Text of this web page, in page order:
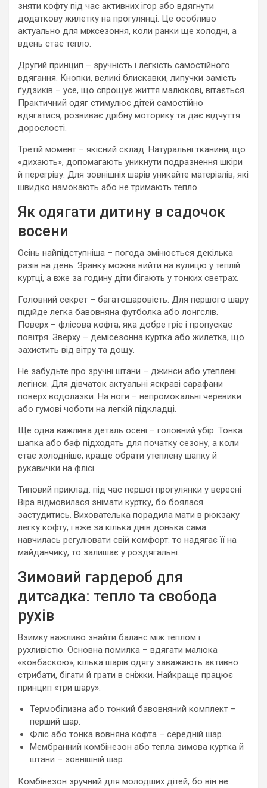
зняти кофту під час активних ігор або вдягнути
додаткову жилетку на прогулянці. Це особливо
актуально для міжсезоння, коли ранки ще холодні, а
вдень стає тепло.
Другий принцип – зручність і легкість самостійного
вдягання. Кнопки, великі блискавки, липучки замість
ґудзиків – усе, що спрощує життя малюкові, вітається.
Практичний одяг стимулює дітей самостійно
вдягатися, розвиває дрібну моторику та дає відчуття
дорослості.
Третій момент – якісний склад. Натуральні тканини, що
«дихають», допомагають уникнути подразнення шкіри
й перегріву. Для зовнішніх шарів уникайте матеріалів, які
швидко намокають або не тримають тепло.
Як одягати дитину в садочок
восени
Осінь найпідступніша – погода змінюється декілька
разів на день. Зранку можна вийти на вулицю у теплій
куртці, а вже за годину діти бігають у тонких светрах.
Головний секрет – багатошаровість. Для першого шару
підійде легка бавовняна футболка або лонгслів.
Поверх – флісова кофта, яка добре гріє і пропускає
повітря. Зверху – демісезонна куртка або жилетка, що
захистить від вітру та дощу.
Не забудьте про зручні штани – джинси або утеплені
легінси. Для дівчаток актуальні яскраві сарафани
поверх водолазки. На ноги – непромокальні черевики
або гумові чоботи на легкій підкладці.
Ще одна важлива деталь осені – головний убір. Тонка
шапка або баф підходять для початку сезону, а коли
стає холодніше, краще обрати утеплену шапку й
рукавички на флісі.
Типовий приклад: під час першої прогулянки у вересні
Віра відмовилася знімати куртку, бо боялася
застудитись. Вихователька порадила мати в рюкзаку
легку кофту, і вже за кілька днів донька сама
навчилась регулювати свій комфорт: то надягає її на
майданчику, то залишає у роздягальні.
Зимовий гардероб для
дитсадка: тепло та свобода
рухів
Взимку важливо знайти баланс між теплом і
рухливістю. Основна помилка – вдягати малюка
«ковбаскою», кілька шарів одягу заважають активно
стрибати, бігати й грати в сніжки. Найкраще працює
принцип «три шару»:
Термобілизна або тонкий бавовняний комплект –
перший шар.
Фліс або тонка вовняна кофта – середній шар.
Мембранний комбінезон або тепла зимова куртка й
штани – зовнішній шар.
Комбінезон зручний для молодших дітей, бо він не